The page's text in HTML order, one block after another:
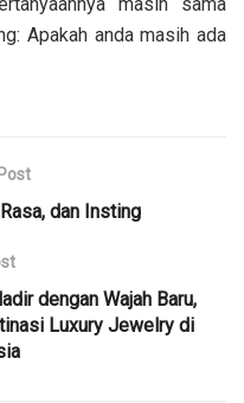
Apakah anda masih ada
dan Insting
dengan Wajah Baru,
Luxury Jewelry di